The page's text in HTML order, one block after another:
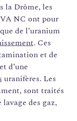
la Drôme, les
NC ont pour
de l’uranium
. Ces
et de
d’une
uranifères. Les
sont traités
des gaz,